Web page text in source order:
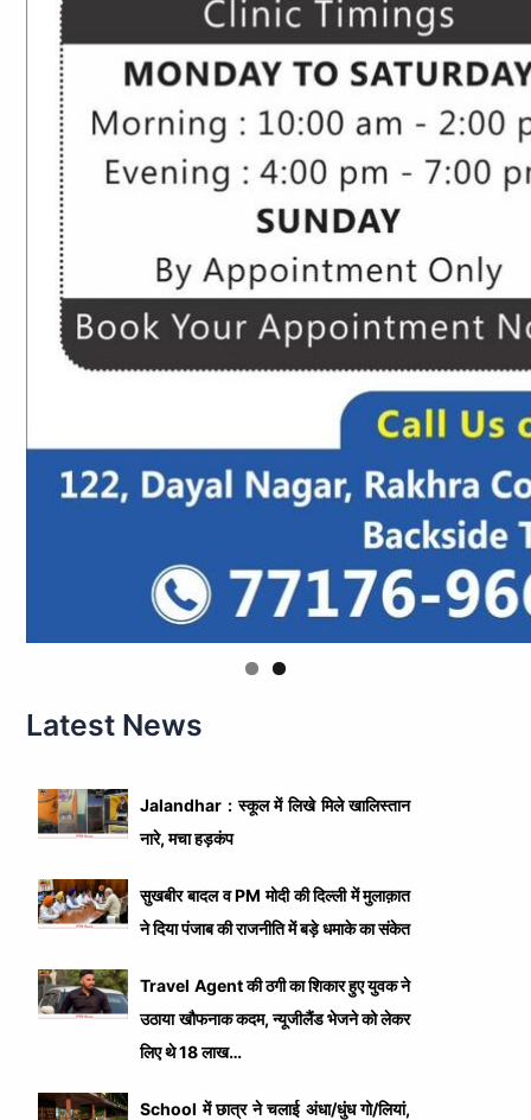
Latest News
Jalandhar : स्कूल में लिखे मिले खालिस्तान
नारे, मचा हड़कंप
सुखबीर बादल व PM मोदी की दिल्ली में मुलाक़ात
ने दिया पंजाब की राजनीति में बड़े धमाके का संकेत
Travel Agent की ठगी का शिकार हुए युवक ने
उठाया खौफनाक कदम, न्यूजीलैंड भेजने को लेकर
लिए थे 18 लाख…
School में छात्र ने चलाई अंधा/धुंध गो/लियां,